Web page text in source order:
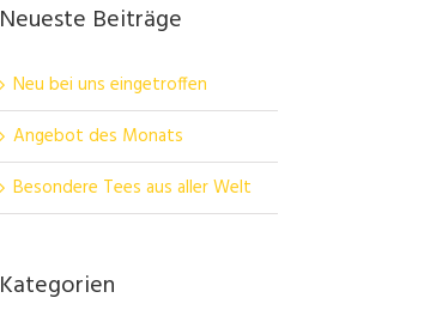
Neueste Beiträge
Neu bei uns eingetroffen
Angebot des Monats
Besondere Tees aus aller Welt
Kategorien